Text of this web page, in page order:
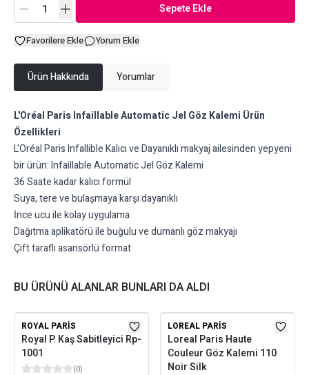
Sepete Ekle
Favorilere Ekle Yorum Ekle
Ürün Hakkında Yorumlar
L'Oréal Paris Infaillable Automatic Jel Göz Kalemi Ürün
Özellikleri
L'Oréal Paris Infallible Kalıcı ve Dayanıklı makyaj ailesinden yepyeni
bir ürün: Infaillable Automatic Jel Göz Kalemi
36 Saate kadar kalıcı formül
Suya, tere ve bulaşmaya karşı dayanıklı
İnce ucu ile kolay uygulama
Dağıtma aplikatörü ile buğulu ve dumanlı göz makyajı
Çift taraflı asansörlü format
BU ÜRÜNÜ ALANLAR BUNLARI DA ALDI
ROYAL PARIS
Royal P. Kaş Sabitleyici Rp-
1001
(0)
LOREAL PARIS
Loreal Paris Haute
Couleur Göz Kalemi 110
Noir Silk